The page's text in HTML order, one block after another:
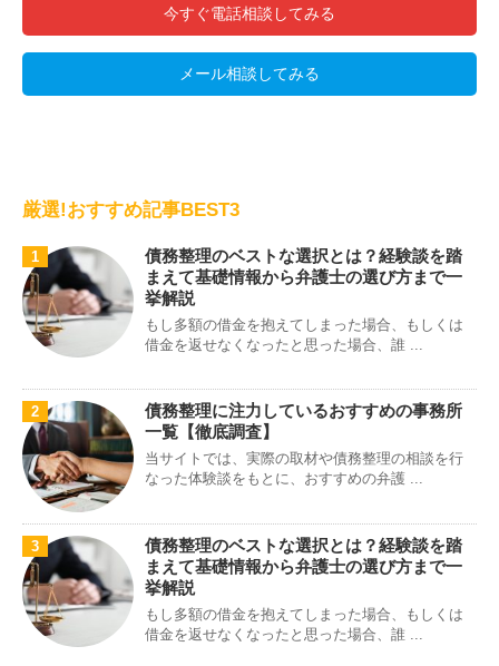
今すぐ電話相談してみる
メール相談してみる
厳選!おすすめ記事BEST3
1
債務整理のベストな選択とは？経験談を踏
まえて基礎情報から弁護士の選び方まで一
挙解説
もし多額の借金を抱えてしまった場合、もしくは
借金を返せなくなったと思った場合、誰 ...
2
債務整理に注力しているおすすめの事務所
一覧【徹底調査】
当サイトでは、実際の取材や債務整理の相談を行
なった体験談をもとに、おすすめの弁護 ...
3
債務整理のベストな選択とは？経験談を踏
まえて基礎情報から弁護士の選び方まで一
挙解説
もし多額の借金を抱えてしまった場合、もしくは
借金を返せなくなったと思った場合、誰 ...